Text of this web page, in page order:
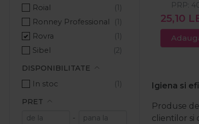
Roial
Ronney Professional
Rovra
Sibel
DISPONIBILITATE
In stoc
PRET
-
25,10
PRP:
Igiena si
Produse
clientilor si